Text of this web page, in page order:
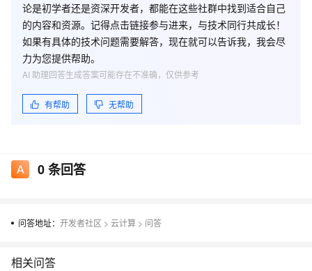
论是初学者还是资深开发者，都能在这些社群中找到适合自己
的内容和资源。记得点击链接参与进来，与技术同行共成长！
如果有具体的技术问题需要解答，现在就可以告诉我，我会尽
力为您提供帮助。
有帮助 无帮助
AI 助理回答生成答案可能存在不准确，仅供参考
0条回答
问答地址： 开发者社区 > 云计算 > 问答
相关问答